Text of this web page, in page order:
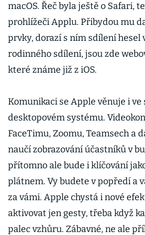
macOS. Řeč byla ještě o Safari,
prohlížeči Applu. Přibydou mu
prvky, dorazí s ním sdílení hesel
rodinného sdílení, jsou zde
které známe již z iOS.
Komunikaci se Apple věnuje i ve
desktopovém systému.
FaceTimu, Zoomu, Teamsech a
naučí zobrazování účastníků v
přítomno ale bude i klíčování
plátnem. Vy budete v popředí a
za vámi. Apple chystá i nové
aktivovat jen gesty, třeba když
palec vzhůru. Zábavné, ne ale